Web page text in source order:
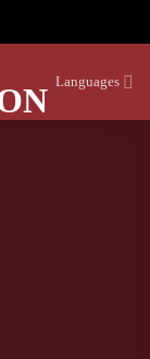
Languages